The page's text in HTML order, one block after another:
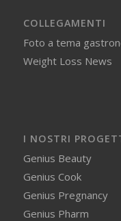
COLLEGAMENTI
Foto a tema
Weight Loss News
I NOSTRI
Genius Beauty
Genius Cook
Genius Pregnancy
Genius Pharm